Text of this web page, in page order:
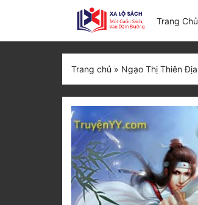
Trang Chủ
Trang chủ » Ngạo Thị Thiên Địa